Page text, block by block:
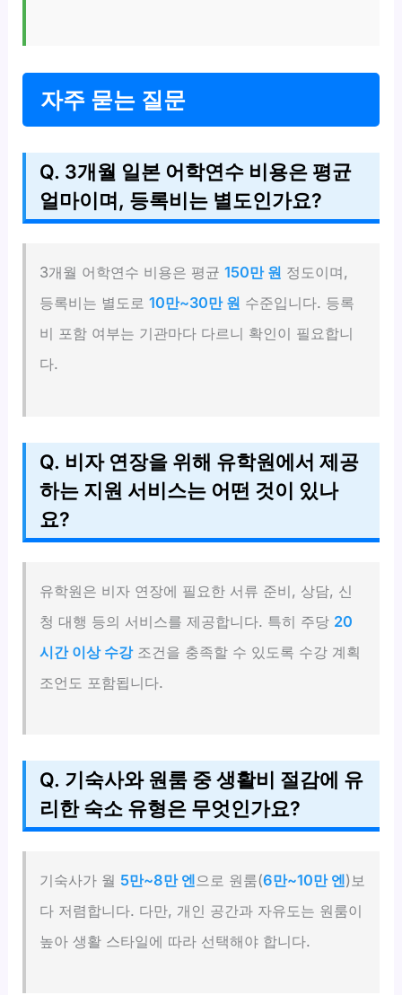
자주 묻는 질문
Q. 3개월 일본 어학연수 비용은 평균
얼마이며, 등록비는 별도인가요?
3개월 어학연수 비용은 평균150만 원 정도이며,
등록비는 별도로10만~30만 원 수준입니다. 등록
비 포함 여부는 기관마다 다르니 확인이 필요합니
다.
Q. 비자 연장을 위해 유학원에서 제공
하는 지원 서비스는 어떤 것이 있나
요?
유학원은 비자 연장에 필요한 서류 준비, 상담, 신
청 대행 등의 서비스를 제공합니다. 특히 주당 20
시간 이상 수강조건을 충족할 수 있도록 수강 계획
조언도 포함됩니다.
Q. 기숙사와 원룸 중 생활비 절감에 유
리한 숙소 유형은 무엇인가요?
기숙사가 월 5만~8만 엔으로 원룸(6만~10만 엔)보
다 저렴합니다. 다만, 개인 공간과 자유도는 원룸이
높아 생활 스타일에 따라 선택해야 합니다.